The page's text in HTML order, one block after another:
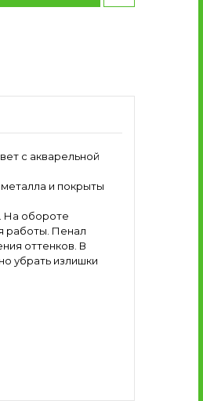
с акварельной
и покрыты
На обороте
работы. Пенал
оттенков. В
убрать излишки